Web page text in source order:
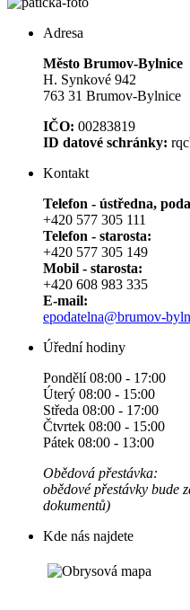
Adresa
Město Brumov-Bylnice
H. Synkové 942
763 31 Brumov-Bylnice
IČO: 00283819
ID datové schránky:
Kontakt
Telefon - ústředna,
+420 577 305 111
Telefon - starosta:
+420 577 305 149
Mobil - starosta:
+420 608 983 335
E-mail:
epodatelna@brumov-
Úřední hodiny
Pondělí 08:00 - 17:00
Úterý 08:00 -
Středa 08:00 - 17:00
Čtvrtek 08:00 -
Pátek 08:00 - 13:00
Obědová přestávka:
obědové přestávky bude
dokumentů)
Kde nás najdete